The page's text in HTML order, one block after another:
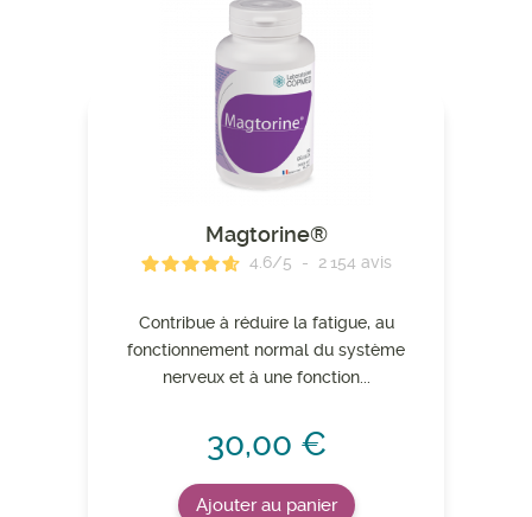
Magtorine®
4.6/5 - 2 154 avis
Contribue à réduire la fatigue, au
fonctionnement normal du système
nerveux et à une fonction...
30,00 €
Ajouter au panier